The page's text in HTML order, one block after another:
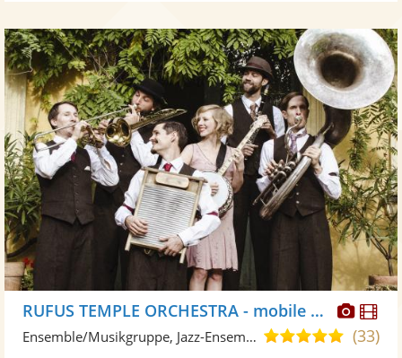
RUFUS TEMPLE ORCHESTRA - mobile Band
5,0(33)
Ensemble/Musikgruppe, Jazz-Ensemble